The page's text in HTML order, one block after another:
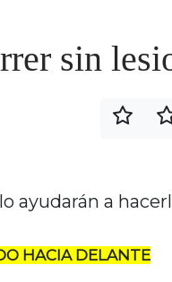
sin
ayudarán a
HACIA DELANTE